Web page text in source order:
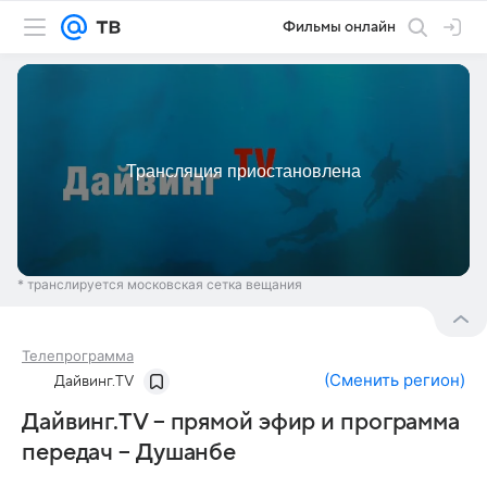
Фильмы онлайн
* транслируется московская сетка вещания
Телепрограмма
Дайвинг.TV (Сменить регион)
Дайвинг.TV – прямой эфир и программа
передач – Душанбе